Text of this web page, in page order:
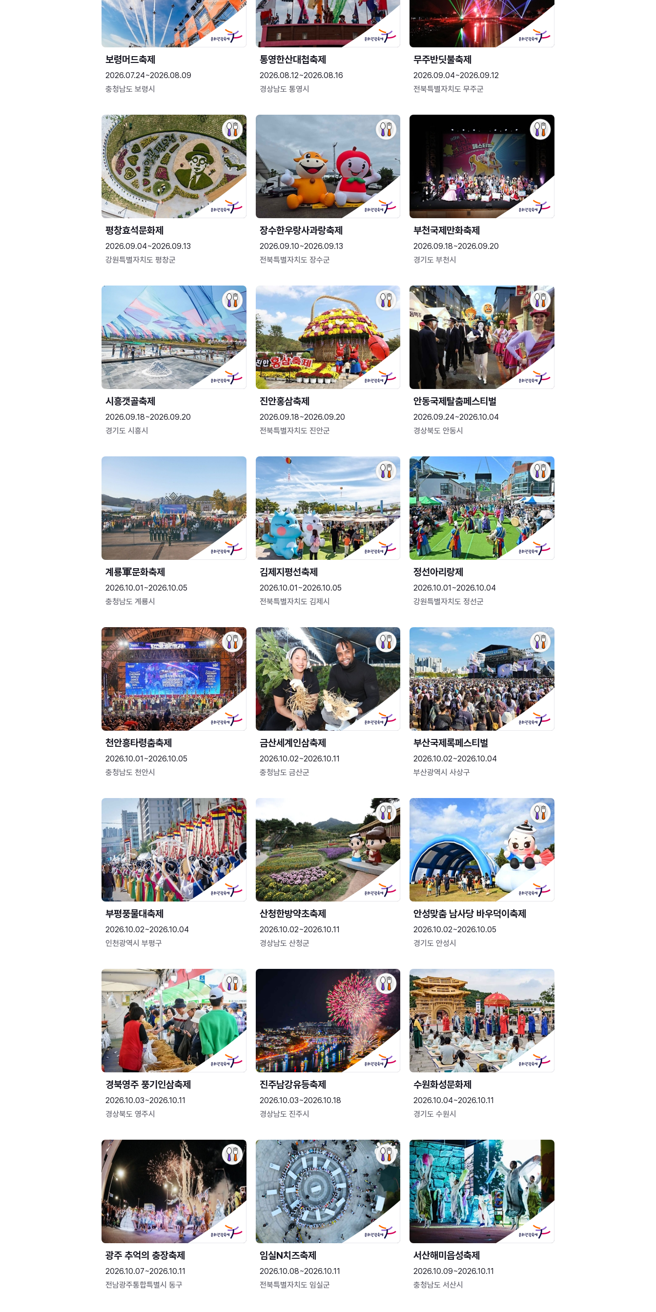
보령머드축제
2026.07.24~2026.08.09
충청남도 보령시
통영한산대첩축제
2026.08.12~2026.08.16
경상남도 통영시
무주반딧불축제
2026.09.04~2026.09.12
전북특별자치도 무주군
평창효석문화제
2026.09.04~2026.09.13
강원특별자치도 평창군
장수한우랑사과랑축제
2026.09.10~2026.09.13
전북특별자치도 장수군
부천국제만화축제
2026.09.18~2026.09.20
경기도 부천시
시흥갯골축제
2026.09.18~2026.09.20
경기도 시흥시
진안홍삼축제
2026.09.18~2026.09.20
전북특별자치도 진안군
안동국제탈춤페스티벌
2026.09.24~2026.10.04
경상북도 안동시
2026.10.01~2026.10.05
충청남도 계룡시
김제지평선축제
2026.10.01~2026.10.05
전북특별자치도 김제시
정선아리랑제
2026.10.01~2026.10.04
강원특별자치도 정선군
천안흥타령춤축제
2026.10.01~2026.10.05
충청남도 천안시
금산세계인삼축제
2026.10.02~2026.10.11
충청남도 금산군
부산국제록페스티벌
2026.10.02~2026.10.04
부산광역시 사상구
부평풍물대축제
2026.10.02~2026.10.04
인천광역시 부평구
산청한방약초축제
2026.10.02~2026.10.11
경상남도 산청군
안성맞춤 남사당 바우덕이축제
2026.10.02~2026.10.05
경기도 안성시
경북영주 풍기인삼축제
2026.10.03~2026.10.11
경상북도 영주시
진주남강유등축제
2026.10.03~2026.10.18
경상남도 진주시
수원화성문화제
2026.10.04~2026.10.11
경기도 수원시
광주 추억의 충장축제
2026.10.07~2026.10.11
전남광주통합특별시 동구
임실N치즈축제
2026.10.08~2026.10.11
전북특별자치도 임실군
서산해미읍성축제
2026.10.09~2026.10.11
충청남도 서산시